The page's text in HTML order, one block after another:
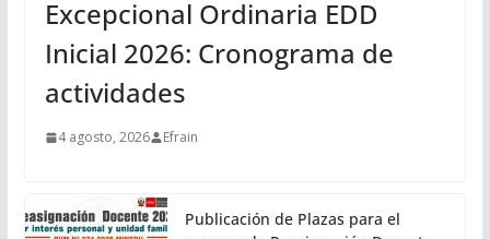
Excepcional Ordinaria EDD
Inicial 2026: Cronograma de
actividades
4 agosto, 2026 Efrain
Publicación de Plazas para el